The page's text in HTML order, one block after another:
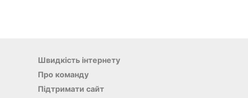
Швидкість інтернету
Про команду
Підтримати сайт